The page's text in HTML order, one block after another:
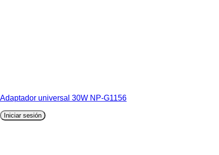
Adaptador universal 30W NP-G1156
Iniciar sesión